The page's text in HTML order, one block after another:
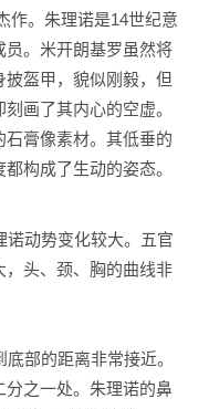
。朱理诺是14世纪意
员。米开朗基罗虽然将
盔甲，貌似刚毅，但
画了其内心的空虚。
膏像素材。其低垂的
构成了生动的姿态。
动势变化较大。五官
，头、颈、胸的曲线非
部的距离非常接近。
之一处。朱理诺的鼻